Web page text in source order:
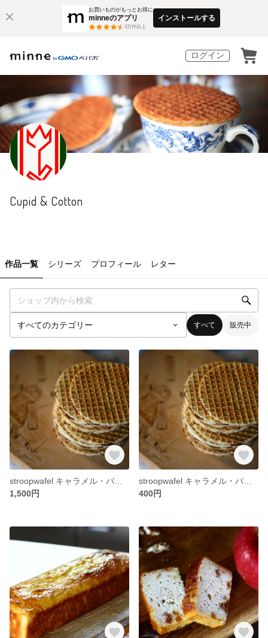
お買いものがもっとお得に
minneのアプリ
3万件以上
インストールする
ログイン
Cupid & Cotton
作品一覧 シリーズ プロフィール レター
すべて 販売中
stroopwafel キャラメル・バニラ （8枚）
1,500円
stroopwafel キャラメル・バニラ （2枚）
400円